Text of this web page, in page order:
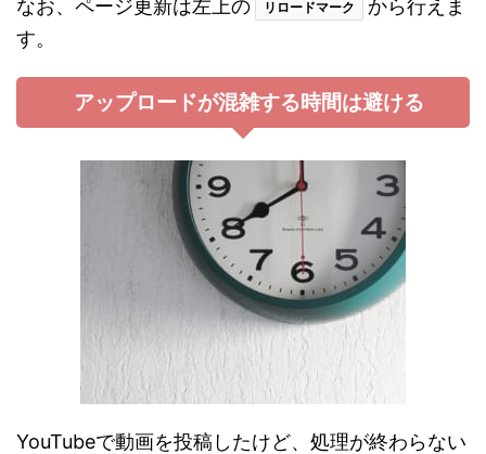
なお、ページ更新は左上の リロードマーク
から行えま
す。
アップロードが混雑する時間は避ける
YouTubeで動画を投稿したけど、処理が終わらない